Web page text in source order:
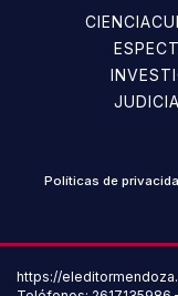
CIENCIA
Políticas de
https://